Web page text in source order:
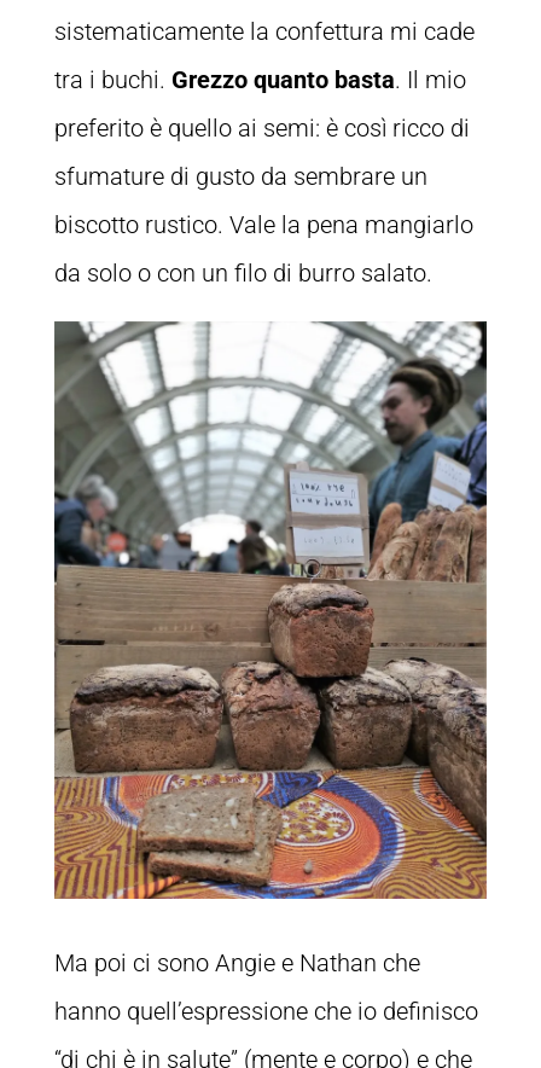
sistematicamente la confettura mi cade
tra i buchi. Grezzo quanto basta. Il mio
preferito è quello ai semi: è così ricco di
sfumature di gusto da sembrare un
biscotto rustico. Vale la pena mangiarlo
da solo o con un filo di burro salato.
Ma poi ci sono Angie e Nathan che
hanno quell’espressione che io definisco
“di chi è in salute” (mente e corpo) e che